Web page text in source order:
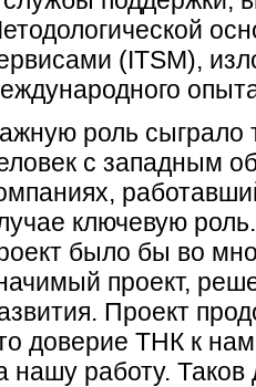
(ITSM),
роль сыграло
с западным
ключевую
было бы во
проект,
Проект
доверие ТНК к
нашу работу. Таков